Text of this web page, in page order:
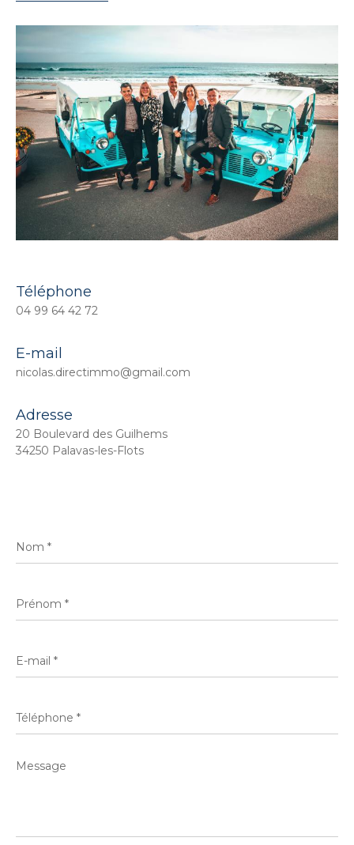
Téléphone
04 99 64 42 72
E-mail
nicolas.directimmo@gmail.com
Adresse
20 Boulevard des Guilhems
34250 Palavas-les-Flots
*
*
mail
*
*
Message